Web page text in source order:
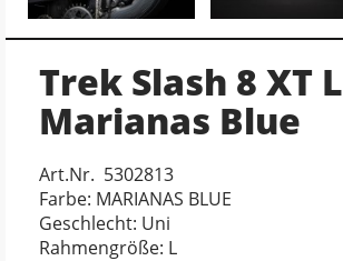
Trek Slash 8 XT L
Marianas Blue
Art.Nr. 5302813
Farbe: MARIANAS BLUE
Geschlecht: Uni
Rahmengröße: L